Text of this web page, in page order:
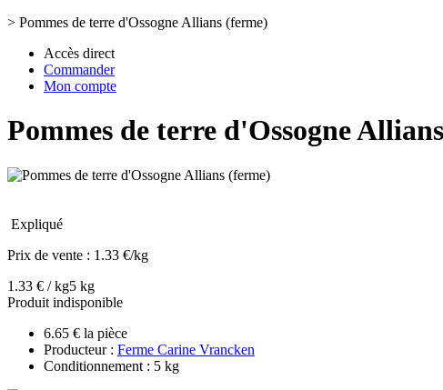
> Pommes de terre d'Ossogne Allians (ferme)
Accès direct
Commander
Mon compte
Pommes de terre d'Ossogne
Expliqué
Prix de vente : 1.33 €/kg
1.33 € / kg5 kg
Produit indisponible
6.65 € la pièce
Producteur : Ferme Carine Vrancken
Conditionnement : 5 kg